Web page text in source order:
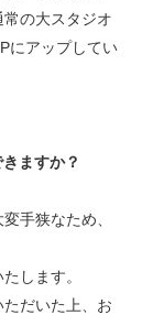
の大スタジオ
にアップしてい
ますか？
手狭なため、
します。
だいた上、お